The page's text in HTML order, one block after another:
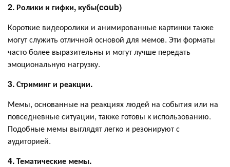
2. Ролики и гифки, кубы(coub)
Короткие видеоролики и анимированные картинки также
могут служить отличной основой для мемов. Эти форматы
часто более выразительны и могут лучше передать
эмоциональную нагрузку.
3. Стриминг и реакции.
Мемы, основанные на реакциях людей на события или на
повседневные ситуации, также готовы к использованию.
Подобные мемы выглядят легко и резонируют с
аудиторией.
4. Тематические мемы.